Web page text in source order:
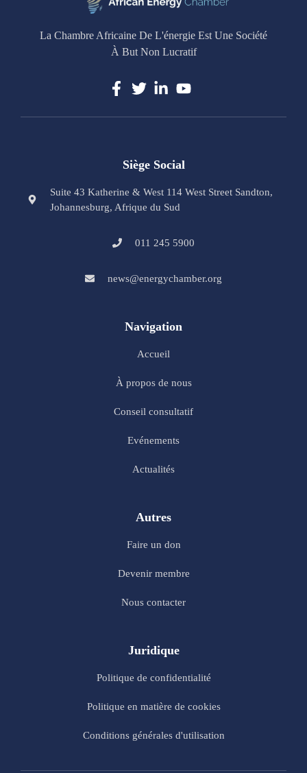
La Chambre Africaine De L'énergie Est Une Société
À But Non Lucratif
Siège Social
Suite 43 Katherine & West 114 West Street Sandton,
Johannesburg, Afrique du Sud
011 245 5900
news@energychamber.org
Navigation
Accueil
À propos de nous
Conseil consultatif
Evénements
Actualités
Autres
Faire un don
Devenir membre
Nous contacter
Juridique
Politique de confidentialité
Politique en matière de cookies
Conditions générales d'utilisation